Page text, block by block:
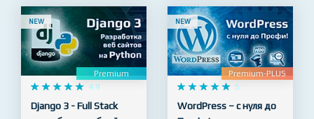
NEW NEW
Premium-PLUS